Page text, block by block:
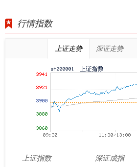
行情指数
上证走势 深证走势
上证指数
深证成指